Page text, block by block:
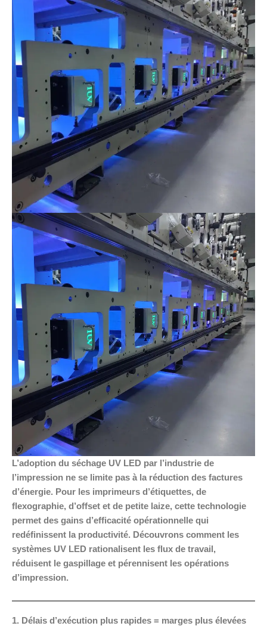
L’adoption du séchage UV LED par l’industrie de
l’impression ne se limite pas à la réduction des factures
d’énergie. Pour les imprimeurs d’étiquettes, de
flexographie, d’offset et de petite laize, cette technologie
permet des gains d’efficacité opérationnelle qui
redéfinissent la productivité. Découvrons comment les
systèmes UV LED rationalisent les flux de travail,
réduisent le gaspillage et pérennisent les opérations
d’impression.
1. Délais d’exécution plus rapides = marges plus élevées